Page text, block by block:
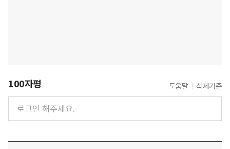
100자평 도움말 삭제기준